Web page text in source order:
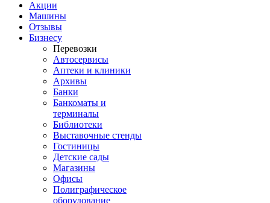
Акции
Машины
Отзывы
Бизнесу
Перевозки
Автосервисы
Аптеки и клиники
Архивы
Банки
Банкоматы и
терминалы
Библиотеки
Выставочные стенды
Гостиницы
Детские сады
Магазины
Офисы
Полиграфическое
оборудование